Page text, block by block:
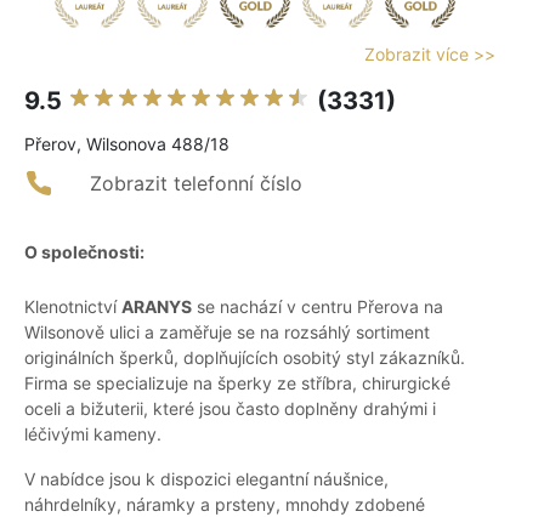
Zobrazit více >>
9.5 (3331)
Přerov, Wilsonova 488/18
Zobrazit telefonní číslo
O společnosti:
KlenotnictvíARANYS se nachází v centru Přerova na
Wilsonově ulici a zaměřuje se na rozsáhlý sortiment
originálních šperků, doplňujících osobitý styl zákazníků.
Firma se specializuje na šperky ze stříbra, chirurgické
oceli a bižuterii, které jsou často doplněny drahými i
léčivými kameny.
V nabídce jsou k dispozici elegantní náušnice,
náhrdelníky, náramky a prsteny, mnohdy zdobené